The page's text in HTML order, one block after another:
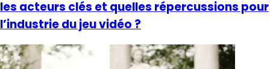
les acteurs clés et quelles répercussions pour
l’industrie du jeu vidéo ?